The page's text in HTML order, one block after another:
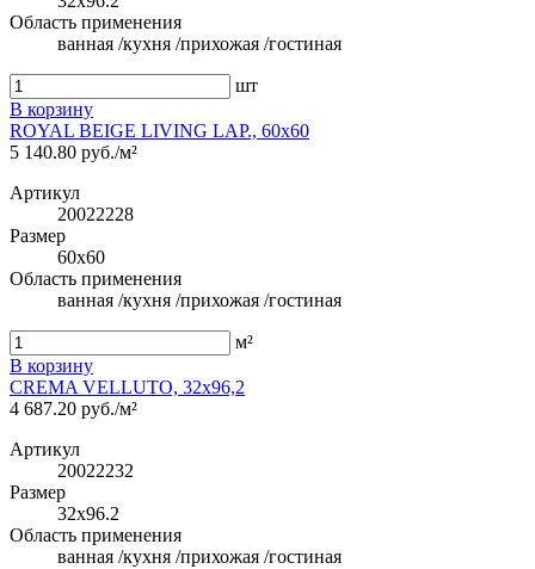
Область применения
ванная /кухня /прихожая /гостиная
шт
В корзину
ROYAL BEIGE LIVING LAP., 60x60
5 140.80 руб./м²
Артикул
20022228
Размер
60x60
Область применения
ванная /кухня /прихожая /гостиная
м²
В корзину
CREMA VELLUTO, 32x96,2
4 687.20 руб./м²
Артикул
20022232
Размер
32x96.2
Область применения
ванная /кухня /прихожая /гостиная